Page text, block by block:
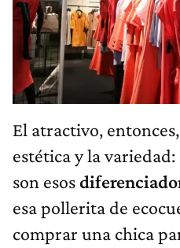
El atractivo,
estética y la
son esos
esa pollerita de
comprar una chica